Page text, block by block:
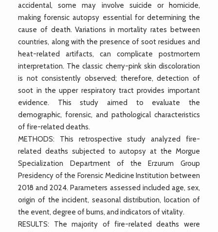
accidental, some may involve suicide or homicide,
making forensic autopsy essential for determining the
cause of death. Variations in mortality rates between
countries, along with the presence of soot residues and
heat-related artifacts, can complicate postmortem
interpretation. The classic cherry-pink skin discoloration
is not consistently observed; therefore, detection of
soot in the upper respiratory tract provides important
evidence. This study aimed to evaluate the
demographic, forensic, and pathological characteristics
of fire-related deaths.
METHODS: This retrospective study analyzed fire-
related deaths subjected to autopsy at the Morgue
Specialization Department of the Erzurum Group
Presidency of the Forensic Medicine Institution between
2018 and 2024. Parameters assessed included age, sex,
origin of the incident, seasonal distribution, location of
the event, degree of burns, and indicators of vitality.
RESULTS: The majority of fire-related deaths were